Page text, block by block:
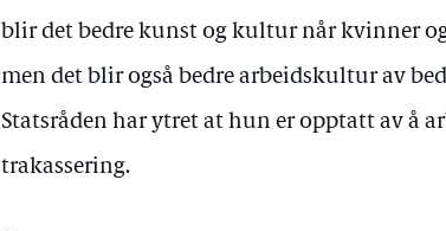
blir det bedre kunst og kultur når kvinner
men det blir også bedre arbeidskultur av
Statsråden har ytret at hun er opptatt av å
trakassering.